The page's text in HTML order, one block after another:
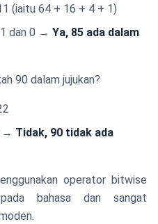
(iaitu 64 + 16 + 4 + 1)
dan 0 → Ya, 85 ada dalam
90 dalam jujukan?
→ Tidak, 90 tidak ada
operator bitwise
bahasa dan sangat